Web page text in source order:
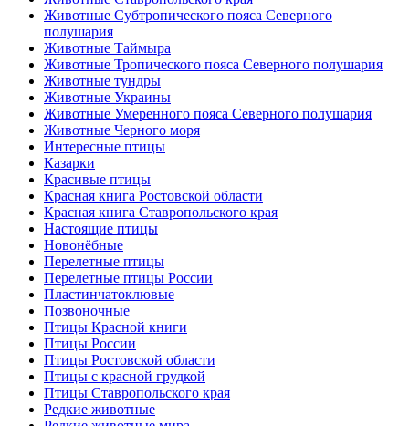
Животные Субтропического пояса Северного
полушария
Животные Таймыра
Животные Тропического пояса Северного полушария
Животные тундры
Животные Украины
Животные Умеренного пояса Северного полушария
Животные Черного моря
Интересные птицы
Казарки
Красивые птицы
Красная книга Ростовской области
Красная книга Ставропольского края
Настоящие птицы
Новонёбные
Перелетные птицы
Перелетные птицы России
Пластинчатоклювые
Позвоночные
Птицы Красной книги
Птицы России
Птицы Ростовской области
Птицы с красной грудкой
Птицы Ставропольского края
Редкие животные